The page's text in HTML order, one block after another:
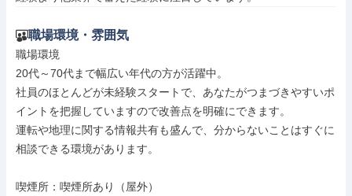
職場環境・雰囲気
職場環境
20代～70代まで幅広い年代の方が活躍中。
社員のほとんどが未経験スタートで、あなたがつまづきやすいポ
イントを把握していますので改善点を明確にできます。
運転や地理に関する情報共有も盛んで、分からないことはすぐに
相談できる環境があります。
喫煙所：喫煙所あり（屋外）